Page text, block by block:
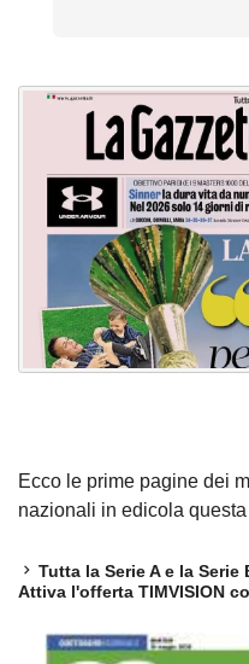
Ecco le prime pagine dei
nazionali in edicola questa
Tutta la Serie A e la Serie
Attiva l'offerta TIMVISION